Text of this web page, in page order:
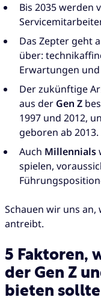
Bis 2035 werden
Das Zepter geht
über:
Erwartungen
Der zukünftige
aus der Gen Z
1997 und 2012,
geboren ab 2013.
Auch Millennials
spielen,
Schauen wir uns an,
antreibt.
5 Faktoren,
der Gen Z
bieten